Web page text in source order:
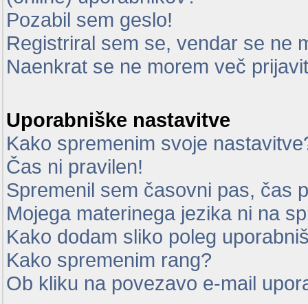
Pozabil sem geslo!
Registriral sem se, vendar se ne
Naenkrat se ne morem več
Uporabniške nastavitve
Kako spremenim svoje
Čas ni pravilen!
Spremenil sem časovni pas, čas
Mojega materinega jezika ni na
Kako dodam sliko poleg
Kako spremenim rang?
Ob kliku na povezavo e-mail